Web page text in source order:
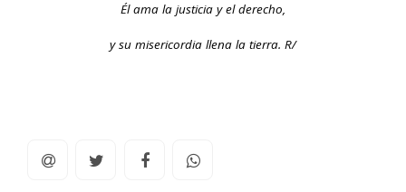
Él ama la justicia y el derecho,
y su misericordia llena la tierra. R/